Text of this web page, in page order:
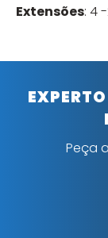
Extensões: 4
Peça